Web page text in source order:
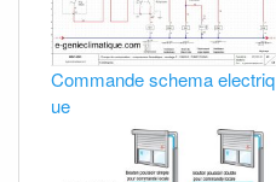
Commande schema electriq
ue